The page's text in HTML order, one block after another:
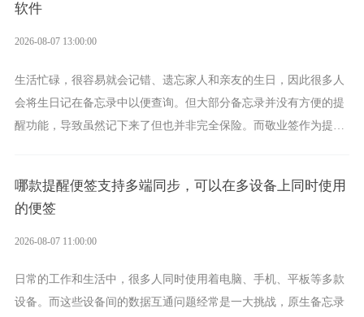
软件
2026-08-07 13:00:00
生活忙碌，很容易就会记错、遗忘家人和亲友的生日，因此很多人
会将生日记在备忘录中以便查询。但大部分备忘录并没有方便的提
醒功能，导致虽然记下来了但也并非完全保险。而敬业签作为提醒
哪款提醒便签支持多端同步，可以在多设备上同时使用
的便签
2026-08-07 11:00:00
日常的工作和生活中，很多人同时使用着电脑、手机、平板等多款
设备。而这些设备间的数据互通问题经常是一大挑战，原生备忘录